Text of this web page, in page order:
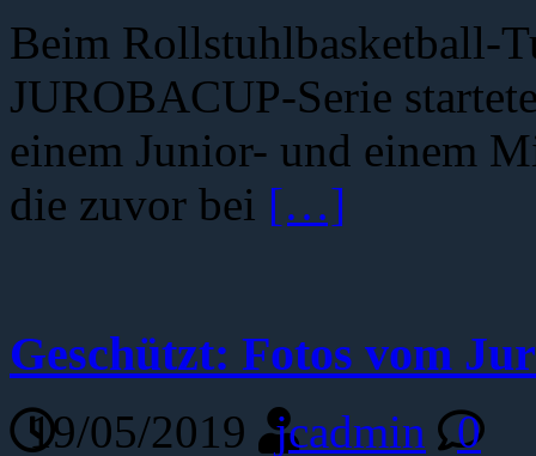
Beim Rollstuhlbasketball-
JUROBACUP-Serie
einem Junior- und einem
die zuvor bei […]
Geschützt: Fotos vom
19/05/2019 jcadmin 0